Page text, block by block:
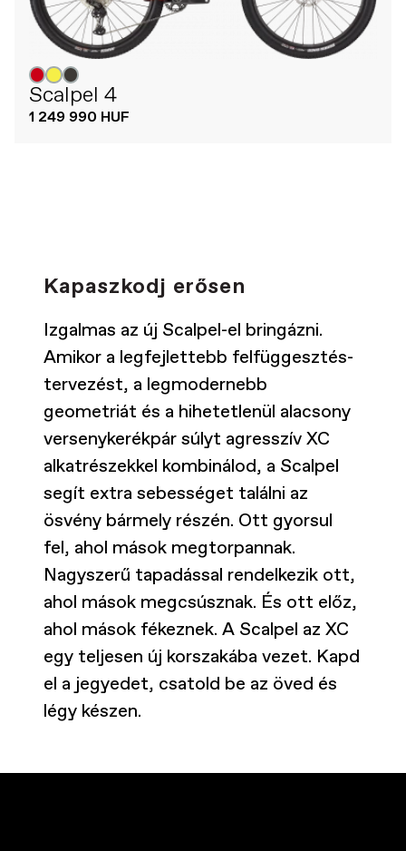
Scalpel 4
1 249 990 HUF
Kapaszkodj erősen
Izgalmas az új Scalpel-el bringázni.
Amikor a legfejlettebb felfüggesztés-
tervezést, a legmodernebb
geometriát és a hihetetlenül alacsony
versenykerékpár súlyt agresszív XC
alkatrészekkel kombinálod, a Scalpel
segít extra sebességet találni az
ösvény bármely részén. Ott gyorsul
fel, ahol mások megtorpannak.
Nagyszerű tapadással rendelkezik ott,
ahol mások megcsúsznak. És ott előz,
ahol mások fékeznek. A Scalpel az XC
egy teljesen új korszakába vezet. Kapd
el a jegyedet, csatold be az öved és
légy készen.